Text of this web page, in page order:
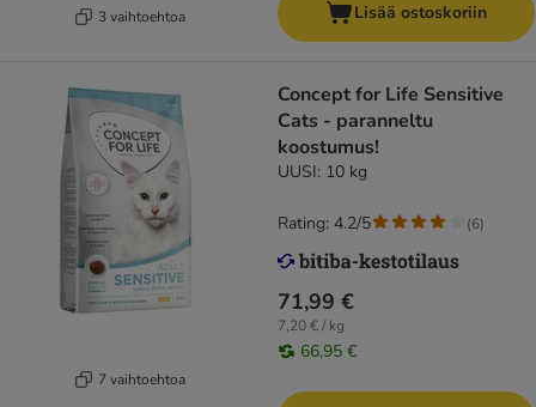
3 vaihtoehtoa Lisää ostoskoriin
7 vaihtoehtoa
Concept for Life Sensitive
Cats - paranneltu
koostumus!
UUSI: 10 kg
71,99 €
7,20 € / kg
66,95 €
Rating: 4.2/5 (6)